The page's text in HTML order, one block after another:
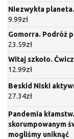
Niezwykła
9.99zł
Gomorra. Podróż
23.59zł
Witaj szkoło.
12.99zł
Beskid Niski
27.34zł
Pandemia
skorumpowanym
mogliśmy uniknąć